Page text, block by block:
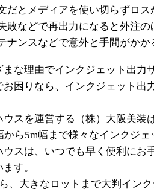
だとメディアを使い切らずロス
敗などで再出力になると外注の
ナンスなどで意外と手間がかか
な理由でインクジェット出力
困りなら、インクジェット出
ウスを運営する（株）大阪美装
から5m幅まで様々なインクジ
ウスは、いつでも早く便利にお
す。
、大きなロットまで大判イン